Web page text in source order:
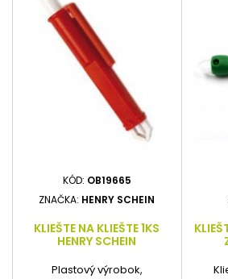
KÓD: OB19665
ZNAČKA: HENRY SCHEIN
KLIEŠTE NA KLIEŠTE 1KS
HENRY SCHEIN
Plastový výrobok,